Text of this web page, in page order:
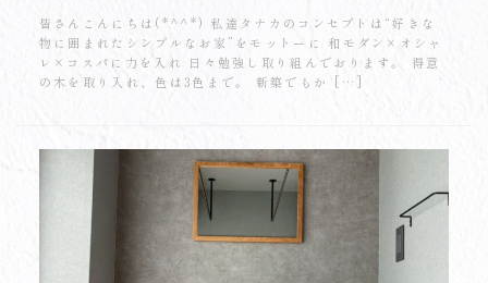
皆さんこんにちは(*^^*) 私達タナカのコンセプトは“好きな
物に囲まれたシンプルなお家”をモットーに 和モダン×オシャ
レ×コスパに力を入れ 日々勉強し取り組んでおります。 得意
の木を取り入れ、色は3色まで。 新築でもか […]